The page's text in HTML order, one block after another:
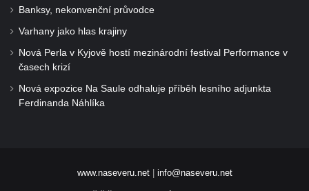
Banksy, nekonvenční průvodce
Varhany jako hlas krajiny
Nová Perla v Kyjově hostí mezinárodní festival Performance v
časech krizí
Nová expozice Na Saule odhaluje příběh lesního adjunkta
Ferdinanda Náhlíka
www.naseveru.net| info@naseveru.net